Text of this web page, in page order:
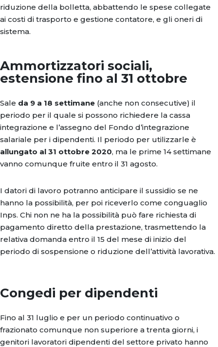
riduzione della bolletta, abbattendo le spese collegate
ai costi di trasporto e gestione contatore, e gli oneri di
sistema.
Ammortizzatori sociali,
estensione fino al 31 ottobre
Sale da 9 a 18 settimane (anche non consecutive) il
periodo per il quale si possono richiedere la cassa
integrazione e l’assegno del Fondo d’integrazione
salariale per i dipendenti. Il periodo per utilizzarle è
allungato al 31 ottobre 2020, ma le prime 14 settimane
vanno comunque fruite entro il 31 agosto.
I datori di lavoro potranno anticipare il sussidio se ne
hanno la possibilità, per poi riceverlo come conguaglio
Inps. Chi non ne ha la possibilità può fare richiesta di
pagamento diretto della prestazione, trasmettendo la
relativa domanda entro il 15 del mese di inizio del
periodo di sospensione o riduzione dell’attività lavorativa.
Congedi per dipendenti
Fino al 31 luglio e per un periodo continuativo o
frazionato comunque non superiore a trenta giorni, i
genitori lavoratori dipendenti del settore privato hanno